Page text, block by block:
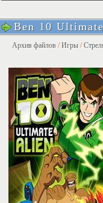
Ben 10
Архив файлов /Игры /